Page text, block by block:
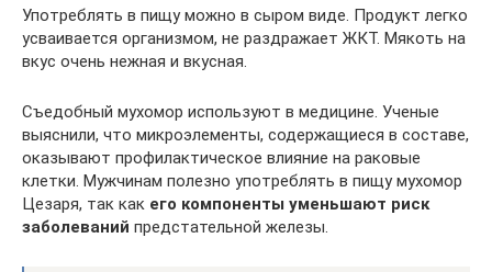
Употреблять в пищу можно в сыром виде. Продукт легко
усваивается организмом, не раздражает ЖКТ. Мякоть на
вкус очень нежная и вкусная.
Съедобный мухомор используют в медицине. Ученые
выяснили, что микроэлементы, содержащиеся в составе,
оказывают профилактическое влияние на раковые
клетки. Мужчинам полезно употреблять в пищу мухомор
Цезаря, так как его компоненты уменьшают риск
заболеваний предстательной железы.